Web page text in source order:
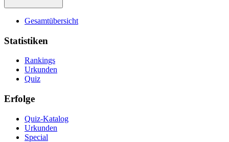
Gesamtübersicht
Statistiken
Rankings
Urkunden
Quiz
Erfolge
Quiz-Katalog
Urkunden
Special